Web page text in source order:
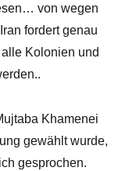
von wegen
fordert genau
Kolonien und
Khamenei
gewählt wurde,
gesprochen.